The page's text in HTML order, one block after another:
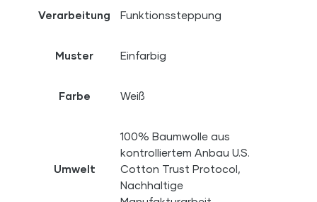
Verarbeitung Funktionssteppung
Muster Einfarbig
Farbe Weiß
Umwelt
100% Baumwolle aus
kontrolliertem Anbau U.S.
Cotton Trust Protocol,
Nachhaltige